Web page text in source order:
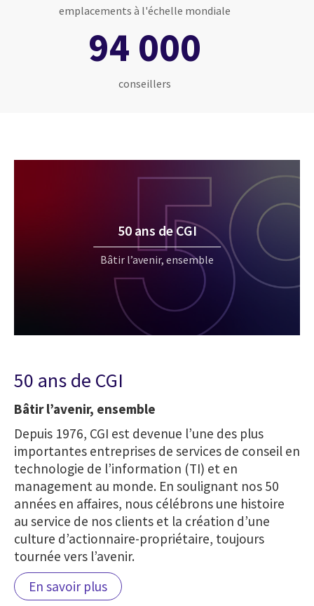
emplacements à l'échelle mondiale
94 000
conseillers
50 ans de CGI
Bâtir l’avenir, ensemble
50 ans de CGI
Bâtir l’avenir, ensemble
Depuis 1976, CGI est devenue l’une des plus
importantes entreprises de services de conseil en
technologie de l’information (TI) et en
management au monde. En soulignant nos 50
années en affaires, nous célébrons une histoire
au service de nos clients et la création d’une
culture d’actionnaire-propriétaire, toujours
tournée vers l’avenir.
En savoir plus